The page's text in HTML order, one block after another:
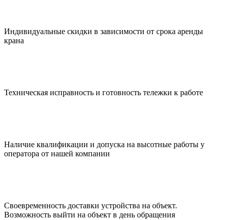
Индивидуальные скидки в зависимости от срока аренды
крана
Техническая исправность и готовность тележки к работе
Наличие квалификации и допуска на высотные работы у
оператора от нашей компании
Своевременность доставки устройства на объект.
Возможность выйти на объект в день обращения